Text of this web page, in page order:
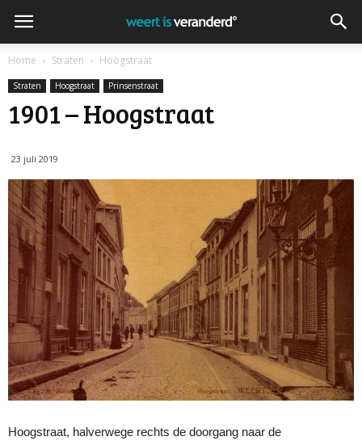
Home Straten Hoogstraat
Straten Hoogstraat Prinsenstraat
1901 – Hoogstraat
23 juli 2019
Hoogstraat, halverwege rechts de doorgang naar de